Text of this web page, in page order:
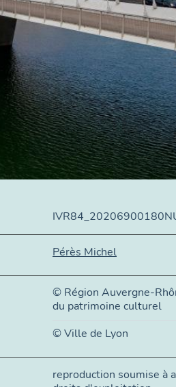
Pérès Michel
© Région Auvergne-
du patrimoine culturel
© Ville de Lyon
reproduction soumise à